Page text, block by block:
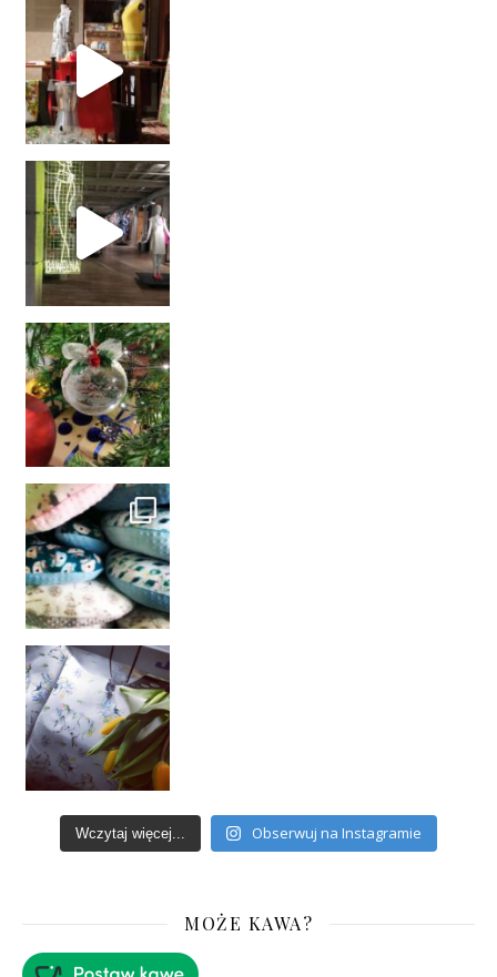
Wczytaj więcej... Obserwuj na Instagramie
MOŻE KAWA?